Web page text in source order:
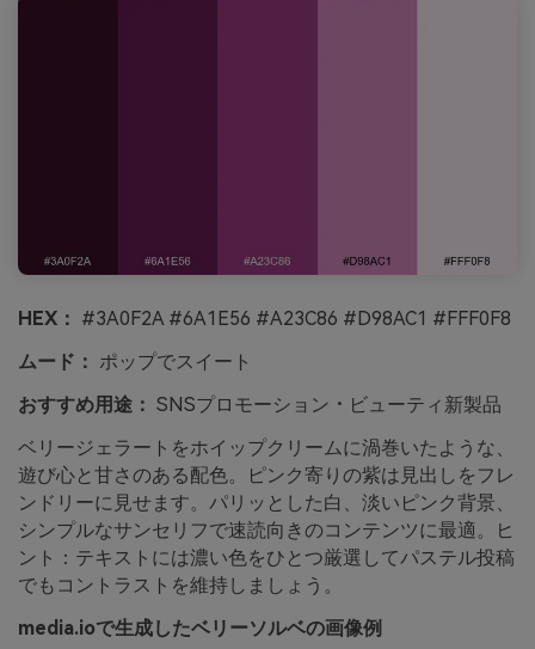
HEX： #3A0F2A #6A1E56 #A23C86 #D98AC1 #FFF0F8
ムード： ポップでスイート
おすすめ用途： SNSプロモーション・ビューティ新製品
ベリージェラートをホイップクリームに渦巻いたような、
遊び心と甘さのある配色。ピンク寄りの紫は見出しをフレ
ンドリーに見せます。パリッとした白、淡いピンク背景、
シンプルなサンセリフで速読向きのコンテンツに最適。ヒ
ント：テキストには濃い色をひとつ厳選してパステル投稿
でもコントラストを維持しましょう。
media.ioで生成したベリーソルベの画像例